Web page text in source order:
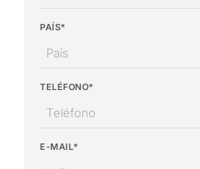
PAÍS*
TELÉFONO*
E-MAIL*